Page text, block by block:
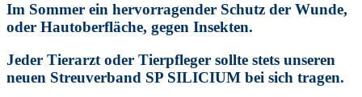
Im Sommer ein hervorragender Schutz der Wunde,
oder Hautoberfläche, gegen Insekten.
Jeder Tierarzt oder Tierpfleger sollte stets unseren
neuen Streuverband SP SILICIUM bei sich tragen.